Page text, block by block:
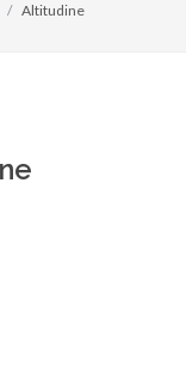
Altitudine